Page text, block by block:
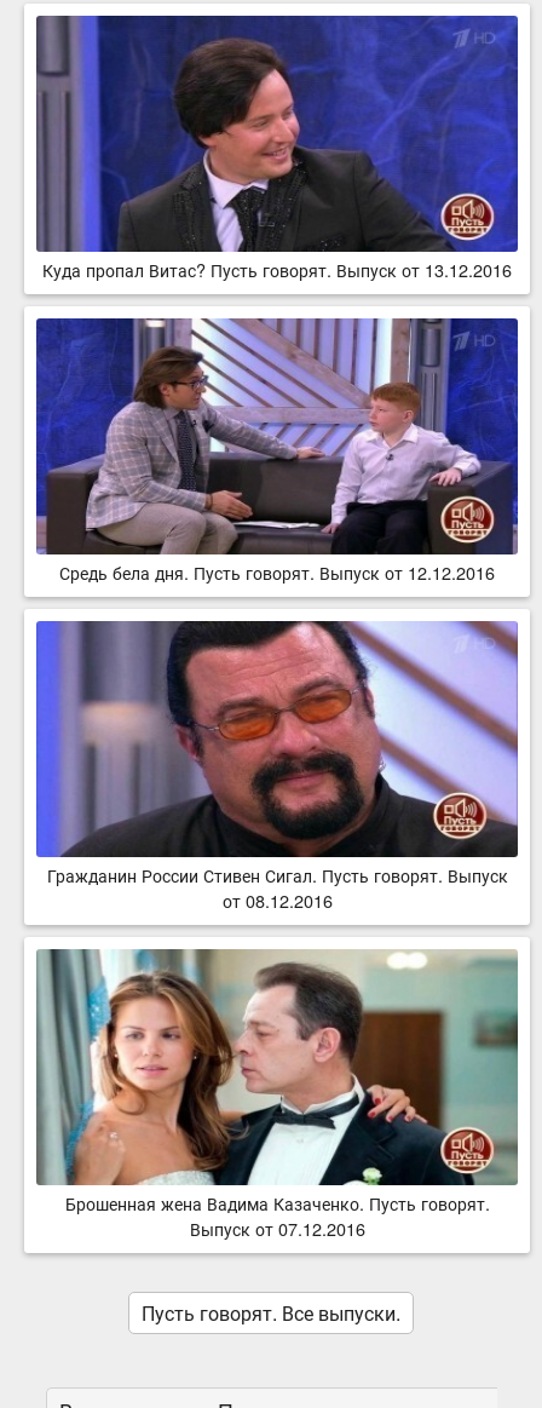
Куда пропал Витас? Пусть говорят. Выпуск от 13.12.2016
Средь бела дня. Пусть говорят. Выпуск от 12.12.2016
Гражданин России Стивен Сигал. Пусть говорят. Выпуск
от 08.12.2016
Брошенная жена Вадима Казаченко. Пусть говорят.
Выпуск от 07.12.2016
Пусть говорят. Все выпуски.